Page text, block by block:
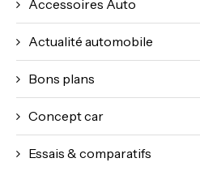
Accessoires Auto
Actualité automobile
Bons plans
Concept car
Essais & comparatifs